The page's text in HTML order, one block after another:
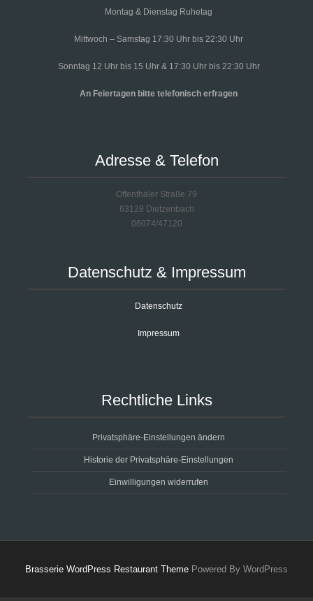
Montag & Dienstag Ruhetag
Mittwoch – Samstag 17:30 Uhr bis 22:30 Uhr
Sonntag 12 Uhr bis 15 Uhr & 17:30 Uhr bis 22:30 Uhr
An Feiertagen bitte telefonisch erfragen
Adresse & Telefon
Offenthaler Straße 79
63128 Dietzenbach
06074/47120
Datenschutz & Impressum
Datenschutz
Impressum
Rechtliche Links
Privatsphäre-Einstellungen ändern
Historie der Privatsphäre-Einstellungen
Einwilligungen widerrufen
Brasserie WordPress Restaurant Theme Powered By WordPress